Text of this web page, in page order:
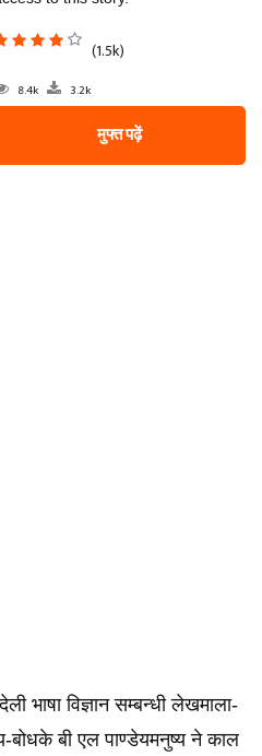
(1.5k)
8.4k 3.2k
मुफ्त पढ़ें
भाषा विज्ञान सम्बन्धी लेखमाला-
बी एल पाण्डेयमनुष्य ने काल